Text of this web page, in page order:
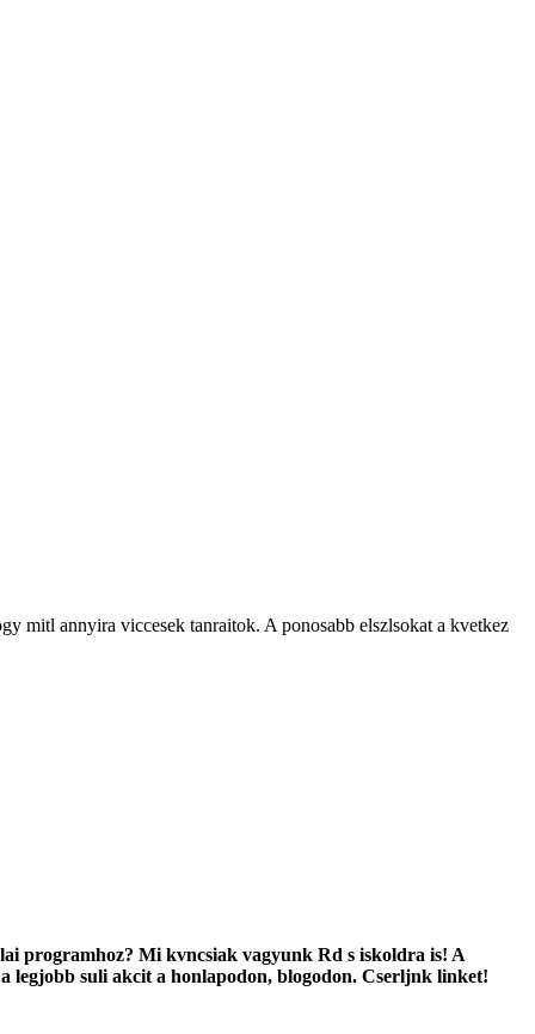
mitl annyira viccesek tanraitok. A ponosabb elszlsokat a kvetkez
programhoz? Mi kvncsiak vagyunk Rd s iskoldra is! A
legjobb suli akcit a honlapodon, blogodon. Cserljnk linket!